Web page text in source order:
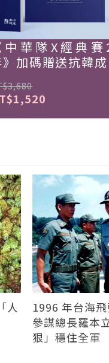
中華隊X經典賽
加碼贈送抗韓成
人
1996 年台海
參謀總長羅本
狠」穩住全軍